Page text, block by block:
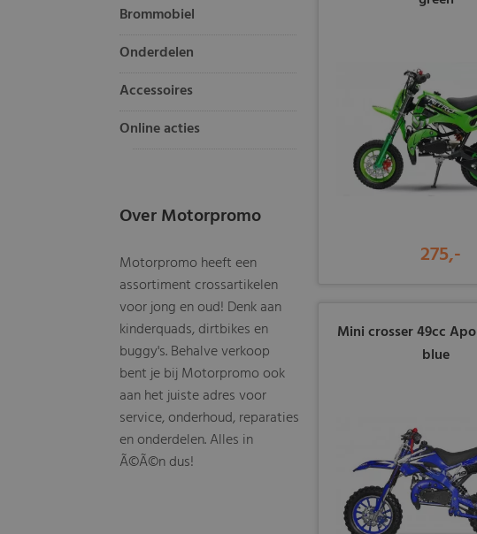
Brommobiel
Onderdelen
Accessoires
Online acties
Over Motorpromo
Motorpromo heeft een
assortiment crossartikelen
voor jong en oud! Denk aan
kinderquads, dirtbikes en
buggy's. Behalve verkoop
bent je bij Motorpromo ook
aan het juiste adres voor
service, onderhoud, reparaties
en onderdelen. Alles in
Ã©Ã©n dus!
275,-
Mini crosser 49cc
blue